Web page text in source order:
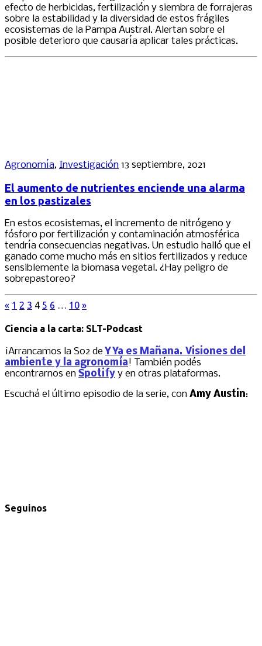
efecto de herbicidas, fertilización y siembra de forrajeras
sobre la estabilidad y la diversidad de estos frágiles
ecosistemas de la Pampa Austral. Alertan sobre el
posible deterioro que causaría aplicar tales prácticas.
Agronomía, Investigación 13 septiembre, 2021
El aumento de nutrientes enciende una alarma
en los pastizales
En estos ecosistemas, el incremento de nitrógeno y
fósforo por fertilización y contaminación atmosférica
tendría consecuencias negativas. Un estudio halló que el
ganado come mucho más en sitios fertilizados y reduce
sensiblemente la biomasa vegetal. ¿Hay peligro de
sobrepastoreo?
« 1 2 3 4 5 6 … 10 »
Ciencia a la carta: SLT-Podcast
¡Arrancamos la S02 deY Ya es Mañana. Visiones del
ambiente y la agronomía! También podés
encontrarnos en Spotify y en otras plataformas.
Escuchá el último episodio de la serie, con Amy Austin:
Seguinos